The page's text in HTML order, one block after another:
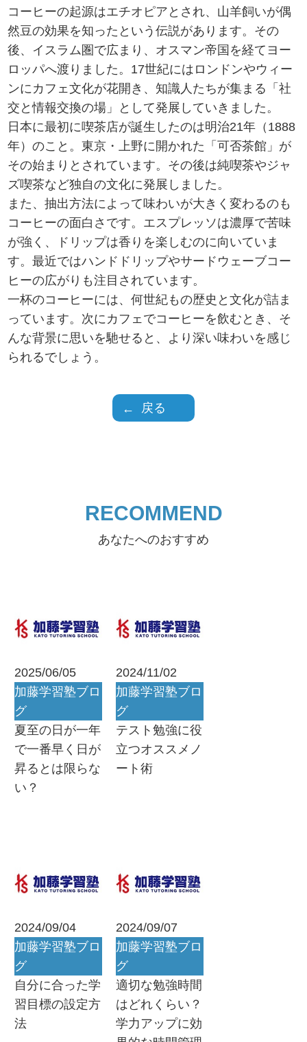
コーヒーの起源はエチオピアとされ、山羊飼いが偶
然豆の効果を知ったという伝説があります。その
後、イスラム圏で広まり、オスマン帝国を経てヨー
ロッパへ渡りました。17世紀にはロンドンやウィー
ンにカフェ文化が花開き、知識人たちが集まる「社
交と情報交換の場」として発展していきました。
日本に最初に喫茶店が誕生したのは明治21年（1888
年）のこと。東京・上野に開かれた「可否茶館」が
その始まりとされています。その後は純喫茶やジャ
ズ喫茶など独自の文化に発展しました。
また、抽出方法によって味わいが大きく変わるのも
コーヒーの面白さです。エスプレッソは濃厚で苦味
が強く、ドリップは香りを楽しむのに向いていま
す。最近ではハンドドリップやサードウェーブコー
ヒーの広がりも注目されています。
一杯のコーヒーには、何世紀もの歴史と文化が詰ま
っています。次にカフェでコーヒーを飲むとき、そ
んな背景に思いを馳せると、より深い味わいを感じ
られるでしょう。
戻る
RECOMMEND
あなたへのおすすめ
2025/06/05
加藤学習塾ブロ
グ
夏至の日が一年
で一番早く日が
昇るとは限らな
い？
2024/11/02
加藤学習塾ブロ
グ
テスト勉強に役
立つオススメノ
ート術
2024/09/04
加藤学習塾ブロ
グ
自分に合った学
習目標の設定方
法
2024/09/07
加藤学習塾ブロ
グ
適切な勉強時間
はどれくらい？
学力アップに効